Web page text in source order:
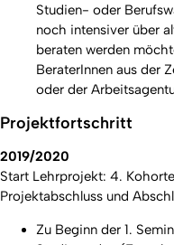
Studien- oder
noch intensiver über
beraten werden
BeraterInnen aus der
oder der
Projektfortschritt
2019/2020
Start Lehrprojekt: 4.
Projektabschluss und
Zu Beginn der 1.